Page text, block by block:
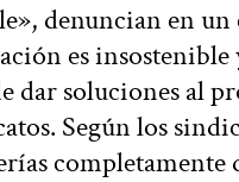
denuncian en
es insostenible
dar soluciones al
Según los